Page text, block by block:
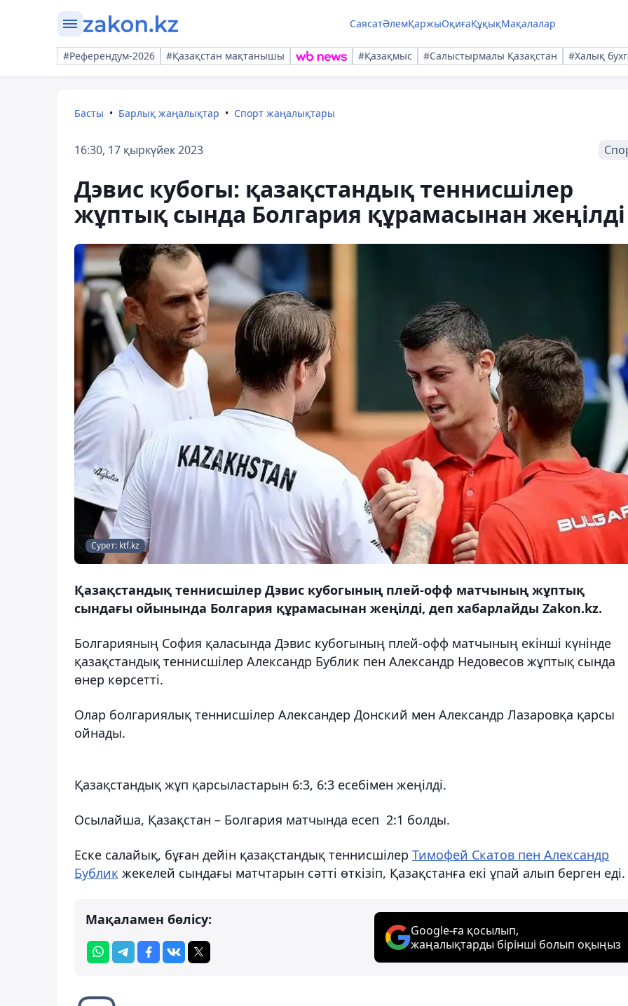
СаясатӘлемҚаржыОқиғаҚұқықМақалалар
#Референдум-2026 #Қазақстан мақтанышы #Қазақмыс #Салыстырмалы Қазақстан #Халық
Басты Барлық жаңалықтар Спорт жаңалықтары
16:30, 17 қыркүйек 2023
Дэвис кубогы: қазақстандық теннисшілер
жұптық сында Болгария құрамасынан жеңілді
Сурет: ktf.kz
Қазақстандық теннисшілер Дэвис кубогының плей-офф матчының жұптық
сындағы ойынында Болгария құрамасынан жеңілді, деп хабарлайды Zakon.kz.
Болгарияның София қаласында Дэвис кубогының плей-офф матчының екінші күнінде
қазақстандық теннисшілер Александр Бублик пен Александр Недовесов жұптық сында
өнер көрсетті.
Олар болгариялық теннисшілер Александер Донский мен Александр Лазаровқа қарсы
ойнады.
Қазақстандық жұп қарсыластарын 6:3, 6:3 есебімен жеңілді.
Осылайша, Қазақстан – Болгария матчында есеп 2:1 болды.
Еске салайық, бұған дейін қазақстандық теннисшілер Тимофей Скатов пен Александр
Бублик жекелей сындағы матчтарын сәтті өткізіп, Қазақстанға екі ұпай алып берген еді.
Мақаламен бөлісу:
Google-ға қосылып,
жаңалықтарды бірінші болып оқыңыз